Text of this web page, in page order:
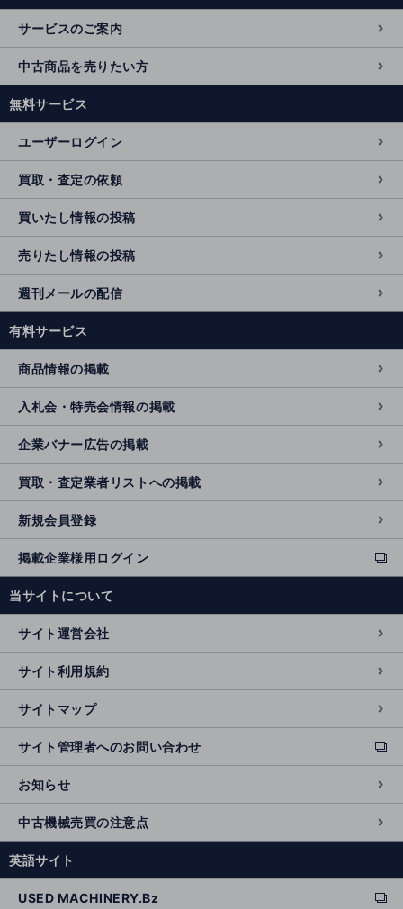
サービスのご案内
中古商品を売りたい方
無料サービス
ユーザーログイン
買取・査定の依頼
買いたし情報の投稿
売りたし情報の投稿
週刊メールの配信
有料サービス
商品情報の掲載
入札会・特売会情報の掲載
企業バナー広告の掲載
買取・査定業者リストへの掲載
新規会員登録
掲載企業様用ログイン
ext
e
n
al
si
t
e
当サイトについて
サイト運営会社
サイト利用規約
サイトマップ
サイト管理者へのお問い合わせ
ext
e
r
n
al
si
e
お知らせ
中古機械売買の注意点
英語サイト
USED MACHINERY.Bz ext